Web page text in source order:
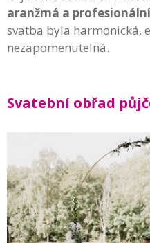
aranžmá a
svatba byla harmonická,
nezapomenutelná.
Svatební obřad